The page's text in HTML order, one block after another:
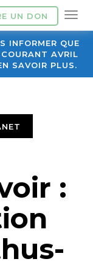
UN DON
INFORMER QUE
AVRIL
SAVOIR PLUS.
: